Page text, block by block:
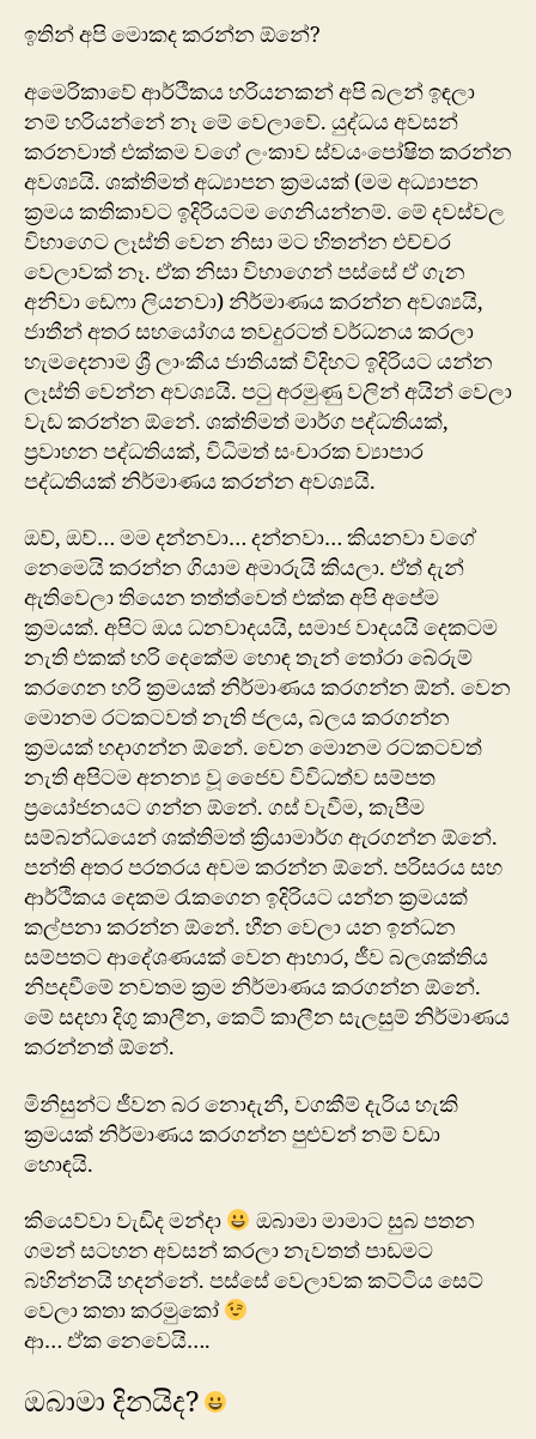
ඉතින් අපි මොකද කරන්න ඕනේ?
අමෙරිකාවේ ආර්ථිකය හරියනකන් අපි බලන් ඉඳලා
නම් හරියන්නේ නෑ මේ වෙලාවේ. යුද්ධය අවසන්
කරනවාත් එක්කම වගේ ලංකාව ස්වයංපෝෂිත කරන්න
අවශ්‍යයි. ශක්තිමත් අධ්‍යාපන ක්‍රමයක් (මම අධ්‍යාපන
ක්‍රමය කතිකාවට ඉදිරියටම ගෙනියන්නම්. මේ දවස්වල
විභාගෙට ලෑස්ති වෙන නිසා මට හිතන්න එච්චර
වෙලාවක් නෑ. ඒක නිසා විභාගෙන් පස්සේ ඒ ගැන
අනිවා ඩෙෆා ලියනවා) නිර්මාණය කරන්න අවශ්‍යයි,
ජාතීන් අතර සහයෝගය තවදුරටත් වර්ධනය කරලා
හැමදෙනාම ශ්‍රී ලාංකීය ජාතියක් විදිහට ඉදිරියට යන්න
ලෑස්ති වෙන්න අවශ්‍යයි. පටු අරමුණු වලින් අයින් වෙලා
වැඩ කරන්න ඕනේ. ශක්තිමත් මාර්ග පද්ධතියක්,
ප්‍රවාහන පද්ධතියක්, විධිමත් සංචාරක ව්‍යාපාර
පද්ධතියක් නිර්මාණය කරන්න අවශ්‍යයි.
ඔව්, ඔව්… මම දන්නවා… දන්නවා… කියනවා වගේ
නෙමෙයි කරන්න ගියාම අමාරුයි කියලා. ඒත් දැන්
ඇතිවෙලා තියෙන තත්ත්වෙත් එක්ක අපි අපේම
ක්‍රමයක්. අපිට ඔය ධනවාදයයි, සමාජ වාදයයි දෙකටම
නැති එකක් හරි දෙකේම හොඳ තැන් තෝරා බේරුම්
කරගෙන හරි ක්‍රමයක් නිර්මාණය කරගන්න ඕ‍න්. වෙන
මොනම රටකටවත් නැති ජලය, බලය කරගන්න
ක්‍රමයක් හදාගන්න ඕනේ. වෙන මොනම රටකටවත්
නැති අපිටම අනන්‍ය වූ ජෛව විවිධත්ව සම්පත
ප්‍රයෝජනයට ගන්න ඕනේ. ගස් වැවීම, කැපීම
සම්බන්ධයෙන් ශක්තිමත් ක්‍රියාමාර්ග ඇරගන්න ඕනේ.
පන්ති අතර පරතරය අවම කරන්න ඕනේ. පරිසරය සහ
ආර්ථිකය දෙකම රැකගෙන ඉදිරියට යන්න ක්‍රමයක්
කල්පනා කරන්න ඕනේ. හීන වෙලා යන ඉන්ධන
සම්පතට ආදේශණයක් වෙන ආහාර, ජීව බලශක්තිය
නිපදවීමේ නවතම ක්‍රම නිර්මාණය කරගන්න ඕනේ.
මේ සදහා දිගු කාලීන,‍ කෙටි කාලීන සැලසුම් නිර්මාණය
කරන්නත් ඕනේ.
මිනිසුන්ට ජීවන බර නොදැනී, වගකීම් දැරිය හැකි
ක්‍රමයක් නිර්මාණය කරගන්න පුළුවන් නම් වඩා
හොඳයි.
කියෙව්වා වැඩිද මන්දා
ඔබාමා මාමාට සුබ පතන
ගමන් සටහන අවසන් කරලා නැවතත් පාඩමට
බහින්නයි හදන්නේ. පස්සේ වෙලාවක කට්ටිය සෙට්
වෙලා කතා කරමුකෝ
ආ… ඒක නෙවෙයි….
ඔබාමා දිනයිද?